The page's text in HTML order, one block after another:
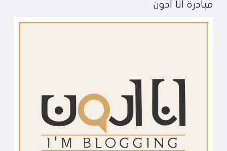
مبادرة أنا أدون